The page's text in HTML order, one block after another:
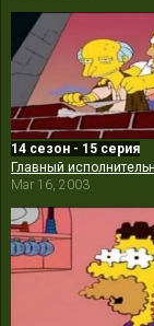
14 сезон - 15 серия
Mar 16, 2003